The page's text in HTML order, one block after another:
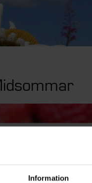
Information